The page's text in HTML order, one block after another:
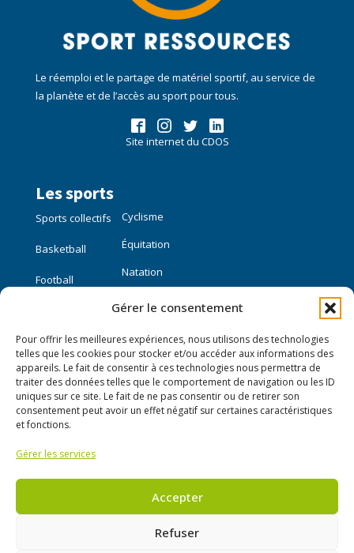
Gérer le consentement
Pour offrir les meilleures expériences, nous utilisons des technologies
telles que les cookies pour stocker et/ou accéder aux informations des
appareils. Le fait de consentir à ces technologies nous permettra de
traiter des données telles que le comportement de navigation ou les ID
uniques sur ce site. Le fait de ne pas consentir ou de retirer son
consentement peut avoir un effet négatif sur certaines caractéristiques
et fonctions.
Gérer les services
Accepter
Refuser
Le réemploi et le partage de matériel sportif, au service de
la planète et de l’accès au sport pour tous.
Site internet du CDOS
Les sports
Sports collectifs
Basketball
Football
Sports individuels
Course à pied
Cyclisme
Équitation
Natation
Liens utiles
Mon compte
Nous contacter